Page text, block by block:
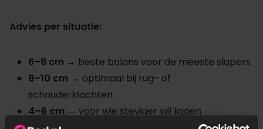
Advies per situatie:
6–8 cm → beste balans voor de meeste slapers
8–10 cm → optimaal bij rug- of
schouderklachten
4–6 cm → voor wie steviger wil liggen